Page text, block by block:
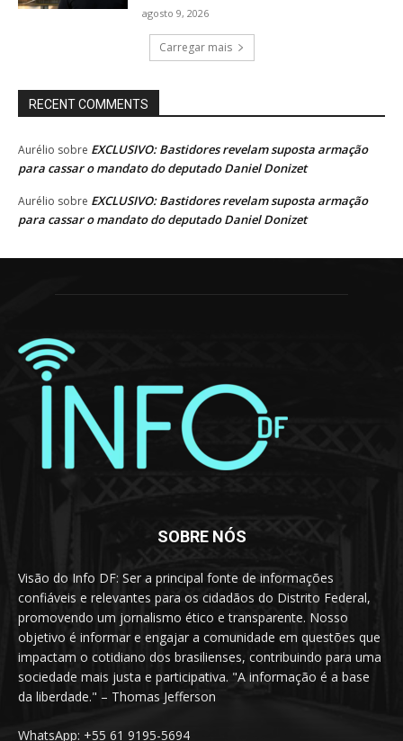
agosto 9, 2026
Carregar mais
RECENT COMMENTS
Aurélio sobre EXCLUSIVO: Bastidores revelam suposta armação
para cassar o mandato do deputado Daniel Donizet
Aurélio sobre EXCLUSIVO: Bastidores revelam suposta armação
para cassar o mandato do deputado Daniel Donizet
SOBRE NÓS
Visão do Info DF: Ser a principal fonte de informações
confiáveis e relevantes para os cidadãos do Distrito Federal,
promovendo um jornalismo ético e transparente. Nosso
objetivo é informar e engajar a comunidade em questões que
impactam o cotidiano dos brasilienses, contribuindo para uma
sociedade mais justa e participativa. "A informação é a base
da liberdade." – Thomas Jefferson
WhatsApp: +55 61 9195-5694